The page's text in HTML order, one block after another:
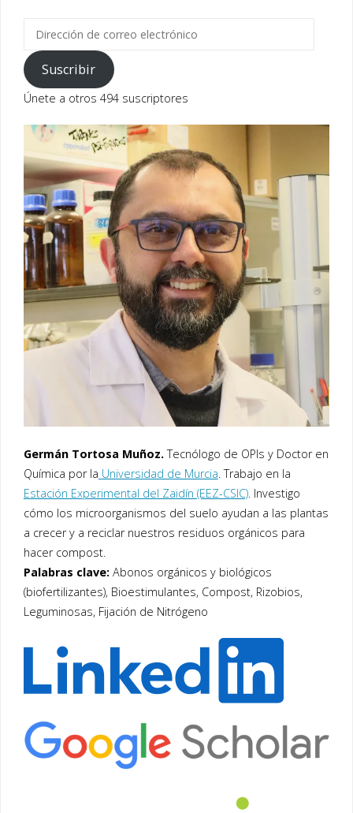
Dirección
correo
electrónico
Suscribir
Únete a otros 494 suscriptores
Germán Tortosa Muñoz.Tecnólogo de OPIs y Doctor en
Química por la Universidad de Murcia . Trabajo en la
Estación Experimental del Zaidín (EEZ-CSIC). Investigo
cómo los microorganismos del suelo ayudan a las plantas
a crecer y a reciclar nuestros residuos orgánicos para
hacer compost.
Palabras clave:Abonos orgánicos y biológicos
(biofertilizantes), Bioestimulantes, Compost, Rizobios,
Leguminosas, Fijación de Nitrógeno